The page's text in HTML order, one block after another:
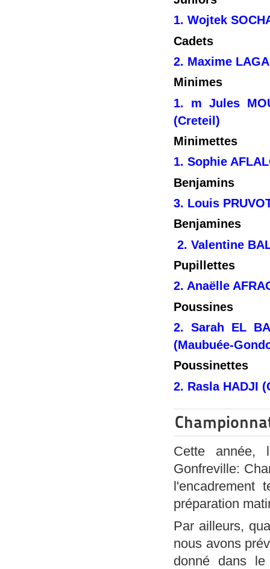
1. Wojtek
Cadets
2. Maxime
Minimes
1. m Jules
(Creteil)
Minimettes
1. Sophie
Benjamins
3. Louis
Benjamines
2. Valentine
Pupillettes
2. Anaëlle
Poussines
2. Sarah EL
(Maubuée-
Poussinettes
2. Rasla HADJI
Cette année,
Gonfreville:
l'encadrement
préparation
Par ailleurs,
nous avons
donné dans